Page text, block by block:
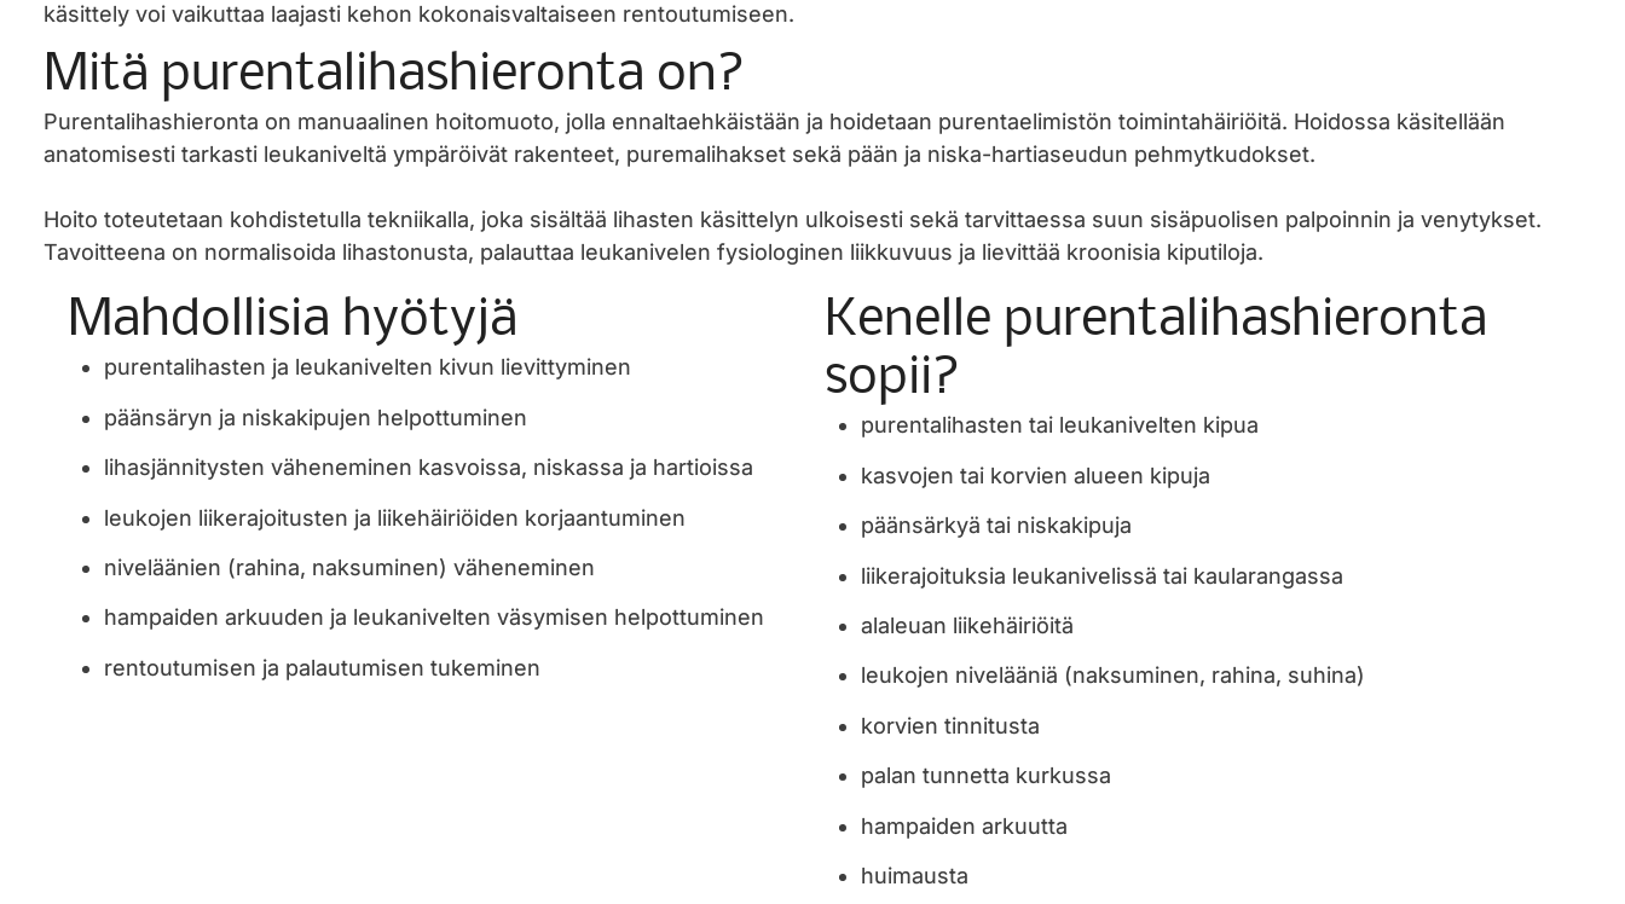
käsittely voi vaikuttaa laajasti kehon kokonaisvaltaiseen rentoutumiseen.
Mitä purentalihashieronta on?
Purentalihashieronta on manuaalinen hoitomuoto, jolla ennaltaehkäistään ja hoidetaan purentaelimistön toimintahäiriöitä. Hoidossa käsitellään
anatomisesti tarkasti leukaniveltä ympäröivät rakenteet, puremalihakset sekä pään ja niska-hartiaseudun pehmytkudokset.
Hoito toteutetaan kohdistetulla tekniikalla, joka sisältää lihasten käsittelyn ulkoisesti sekä tarvittaessa suun sisäpuolisen palpoinnin ja venytykset.
Tavoitteena on normalisoida lihastonusta, palauttaa leukanivelen fysiologinen liikkuvuus ja lievittää kroonisia kiputiloja.
Mahdollisia hyötyjä
purentalihasten ja leukanivelten kivun lievittyminen
päänsäryn ja niskakipujen helpottuminen
lihasjännitysten väheneminen kasvoissa, niskassa ja hartioissa
leukojen liikerajoitusten ja liikehäiriöiden korjaantuminen
niveläänien (rahina, naksuminen) väheneminen
hampaiden arkuuden ja leukanivelten väsymisen helpottuminen
rentoutumisen ja palautumisen tukeminen
Kenelle purentalihashieronta
sopii?
purentalihasten tai leukanivelten kipua
kasvojen tai korvien alueen kipuja
päänsärkyä tai niskakipuja
liikerajoituksia leukanivelissä tai kaularangassa
alaleuan liikehäiriöitä
leukojen nivelääniä (naksuminen, rahina, suhina)
korvien tinnitusta
palan tunnetta kurkussa
hampaiden arkuutta
huimausta